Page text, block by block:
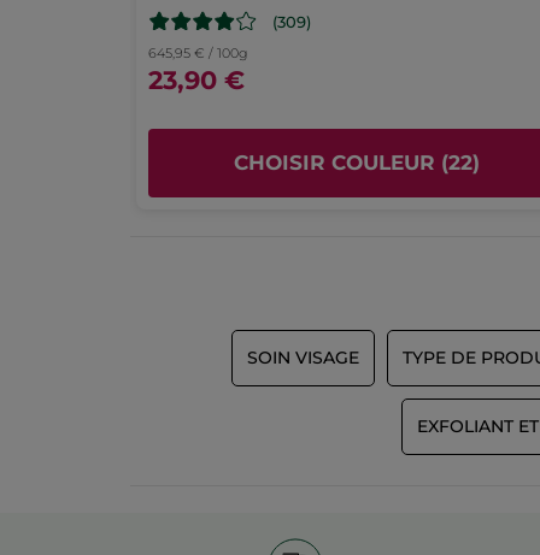
(309)
645,95 € / 100g
23,90 €
CHOISIR COULEUR (22)
SOIN VISAGE TYPE DE
EXFOLIANT